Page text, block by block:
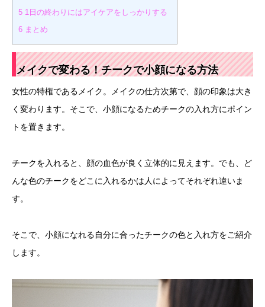
5 1日の終わりにはアイケアをしっかりする
6 まとめ
メイクで変わる！チークで小顔になる方法
女性の特権であるメイク。メイクの仕方次第で、顔の印象は大き
く変わります。そこで、小顔になるためチークの入れ方にポイン
トを置きます。
チークを入れると、顔の血色が良く立体的に見えます。でも、ど
んな色のチークをどこに入れるかは人によってそれぞれ違いま
す。
そこで、小顔になれる自分に合ったチークの色と入れ方をご紹介
します。